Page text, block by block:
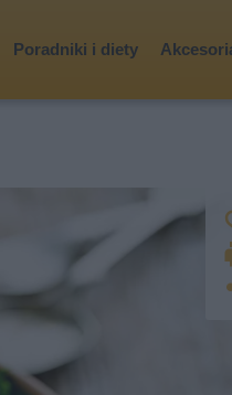
Poradniki i diety